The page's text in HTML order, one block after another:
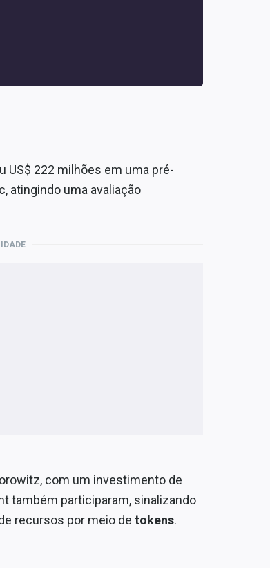
US$ 222 milhões em uma pré-
atingindo uma avaliação
com um investimento de
também participaram, sinalizando
recursos por meio de tokens.